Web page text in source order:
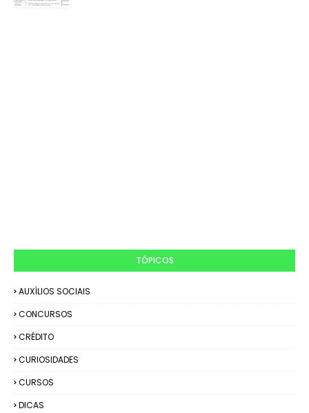
TÓPICOS
AUXÍLIOS SOCIAIS
CONCURSOS
CRÉDITO
CURIOSIDADES
CURSOS
DICAS